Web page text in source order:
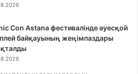
Con Astana фестивалінде әуесқой
байқауының жеңімпаздары